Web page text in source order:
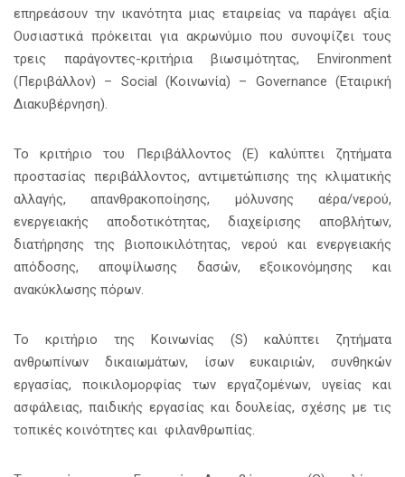
επηρεάσουν την ικανότητα μιας εταιρείας να παράγει αξία.
Ουσιαστικά πρόκειται για ακρωνύμιο που συνοψίζει τους
τρεις παράγοντες-κριτήρια βιωσιμότητας, Environment
(Περιβάλλον) – Social (Κοινωνία) – Governance (Εταιρική
Διακυβέρνηση).
Το κριτήριο του Περιβάλλοντος (E) καλύπτει ζητήματα
προστασίας περιβάλλοντος, αντιμετώπισης της κλιματικής
αλλαγής, απανθρακοποίησης, μόλυνσης αέρα/νερού,
ενεργειακής αποδοτικότητας, διαχείρισης αποβλήτων,
διατήρησης της βιοποικιλότητας, νερού και ενεργειακής
απόδοσης, αποψίλωσης δασών, εξοικονόμησης και
ανακύκλωσης πόρων.
Το κριτήριο της Κοινωνίας (S) καλύπτει ζητήματα
ανθρωπίνων δικαιωμάτων, ίσων ευκαιριών, συνθηκών
εργασίας, ποικιλομορφίας των εργαζομένων, υγείας και
ασφάλειας, παιδικής εργασίας και δουλείας, σχέσης με τις
τοπικές κοινότητες και φιλανθρωπίας.